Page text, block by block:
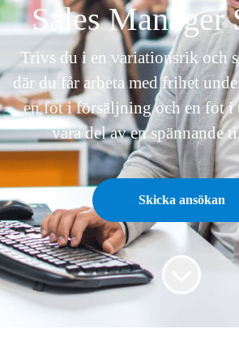
Sales Manager
Trivs du i en variationsrik och
där du får arbeta med frihet
en fot i försäljning och en fot
vara del av en spännande
Skicka ansökan